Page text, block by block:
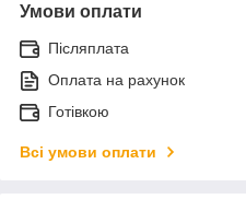
Умови оплати
Післяплата
Оплата на рахунок
Готівкою
Всі умови оплати